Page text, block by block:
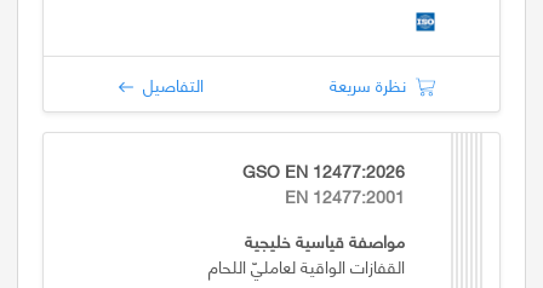
10: Respiratory Protective Devices (RPD)
نظرة سريعة التفاصيل
GSO EN 12477:2026
EN 12477:2001
مواصفة قياسية خليجية
القفازات الواقية لعامليّ اللحام